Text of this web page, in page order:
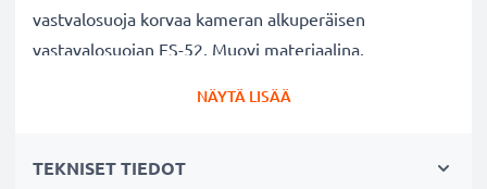
vastvalosuoja korvaa kameran alkuperäisen
vastavalosuojan ES-52. Muovi materiaalina.
Vastavalosuoja ES-52 pyöreä bajonetti tuotemerkiltä
✔ 100% yhteensopiva Canon kameraan
NÄYTÄ LISÄÄ
TEKNISET TIEDOT